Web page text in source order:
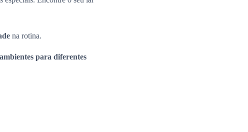
na rotina.
para diferentes